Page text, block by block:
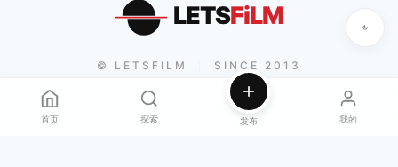
LETSFiLM
© LETSFILM SINCE 2013
首页 探索 发布 我的